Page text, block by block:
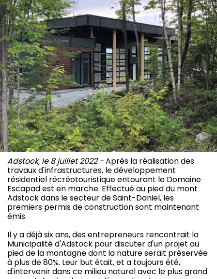
Adstock, le 8 juillet 2022 -Après la réalisation des
travaux d'infrastructures, le développement
résidentiel récréotouristique entourant le Domaine
Escapad est en marche. Effectué au pied du mont
Adstock dans le secteur de Saint-Daniel, les
premiers permis de construction sont maintenant
émis.
Il y a déjà six ans, des entrepreneurs rencontrait la
Municipalité d'Adstock pour discuter d'un projet au
pied de la montagne dont la nature serait préservée
à plus de 80%. Leur but était, et a toujours été,
d'intervenir dans ce milieu naturel avec le plus grand